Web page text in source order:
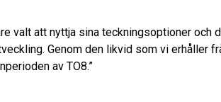
valt att nyttja sina teckningsoptioner och
Genom den likvid som vi erhåller
av TO8.”